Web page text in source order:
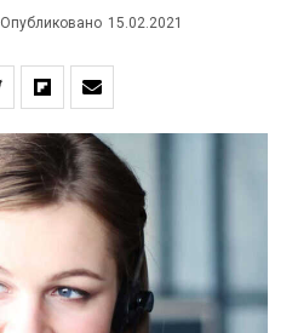
Опубликовано 15.02.2021